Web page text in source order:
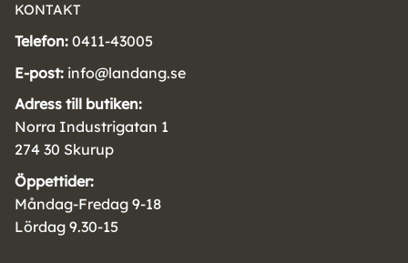
KONTAKT
Telefon: 0411-43005
E-post: info@landang.se
Adress till butiken:
Norra Industrigatan 1
274 30 Skurup
Öppettider:
Måndag-Fredag 9-18
Lördag 9.30-15